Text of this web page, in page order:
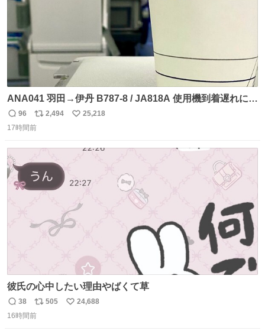
ANA041 羽田→伊丹 B787-8 / JA818A 使用機到着遅れにつ
き 「安全に支障ない範囲で1分1秒でも遅延回復に努めてお
ります」と機長の気合い十分！ が、フライトは順調に進み
じられております」 でコンソメスープ吹き出しそうになり
ましたw
返
信
96
リ
ポ
2,494
い
25,218
17時間前
彼氏の心中したい理由やばくて草
返
信
38
リ
ポ
505
い
24,688
16時間前